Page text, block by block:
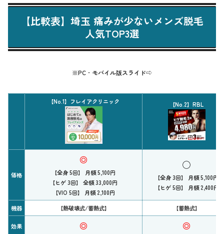
【比較表】埼玉 痛みが少ないメンズ脱毛
人気TOP3選
※PC ・ モバイル版スライド⇨
【No.1】フレイアクリニック 【No.2】RBL
価格
◎
【全身 5回】 月額 5,100円
【ヒゲ 3回】 全額 33,000円
【VIO 5回】 月額 2,100円
◯
【全身 3回】 月額 5,100円
【ヒゲ 5回】 月額 2,400円
機器 【熱破壊式/蓄熱式】 【蓄熱式】
効果 ◎ ◎